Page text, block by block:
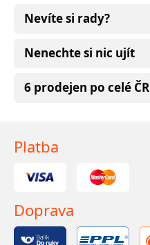
Nevíte si rady?
Nenechte si nic ujít
6 prodejen po celé ČR
Platba
Doprava